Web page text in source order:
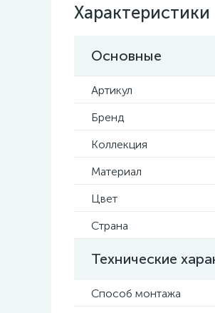
Характеристики
Основные
Артикул
Бренд
Коллекция
Материал
Цвет
Страна
Технические
Способ монтажа